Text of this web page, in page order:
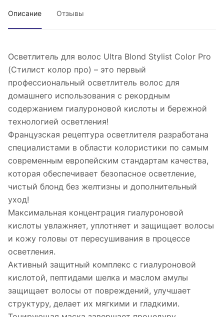
Описание Отзывы
Осветлитель для волос Ultra Blond Stylist Color Pro
(Стилист колор про) – это первый
профессиональный осветлитель волос для
домашнего использования с рекордным
содержанием гиалуроновой кислоты и бережной
технологией осветления!
Французская рецептура осветлителя разработана
специалистами в области колористики по самым
современным европейским стандартам качества,
которая обеспечивает безопасное осветление,
чистый блонд без желтизны и дополнительный
уход!
Максимальная концентрация гиалуроновой
кислоты увлажняет, уплотняет и защищает волосы
и кожу головы от пересушивания в процессе
осветления.
Активный защитный комплекс с гиалуроновой
кислотой, пептидами шелка и маслом амулы
защищает волосы от повреждений, улучшает
структуру, делает их мягкими и гладкими.